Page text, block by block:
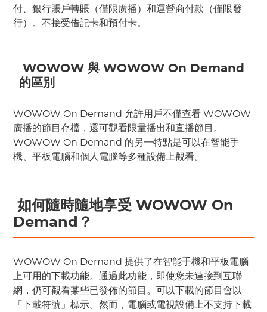
付、銀行賬戶轉賬（僅限廣播）和運營商付款（僅限發
行）。不接受借記卡和預付卡。
的區別
WOWOW On Demand 允許用戶不僅查看 WOWOW
廣播的節目存檔，還可觀看限量播出和直播節目。
WOWOW On Demand 的另一特點是可以在智能手
機、平板電腦和個人電腦等多種設備上觀看。
如何隨時隨地享受 WOWOW On
Demand？
WOWOW On Demand 提供了在智能手機和平板電腦
上可用的下載功能。通過此功能，即使您未連接到互聯
網，仍可觀看某些已發佈的節目。可以下載的節目會以
「下載符號」標示。然而，電腦或電視設備上不支持下載